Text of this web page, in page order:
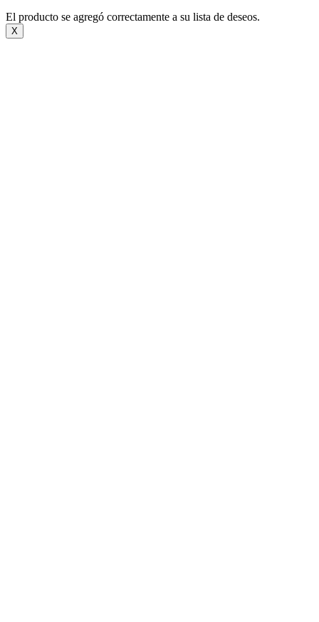
El producto se agregó correctamente a su lista de deseos.
X